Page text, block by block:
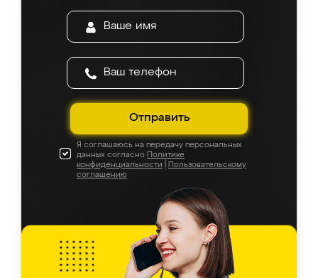
Отправить
Я соглашаюсь на передачу персональных
данных согласно Политике
конфиденциальности
Пользовательскому
соглашению